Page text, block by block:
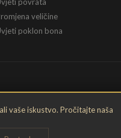
vaše iskustvo. Pročitajte naša
veličine
poklon bona